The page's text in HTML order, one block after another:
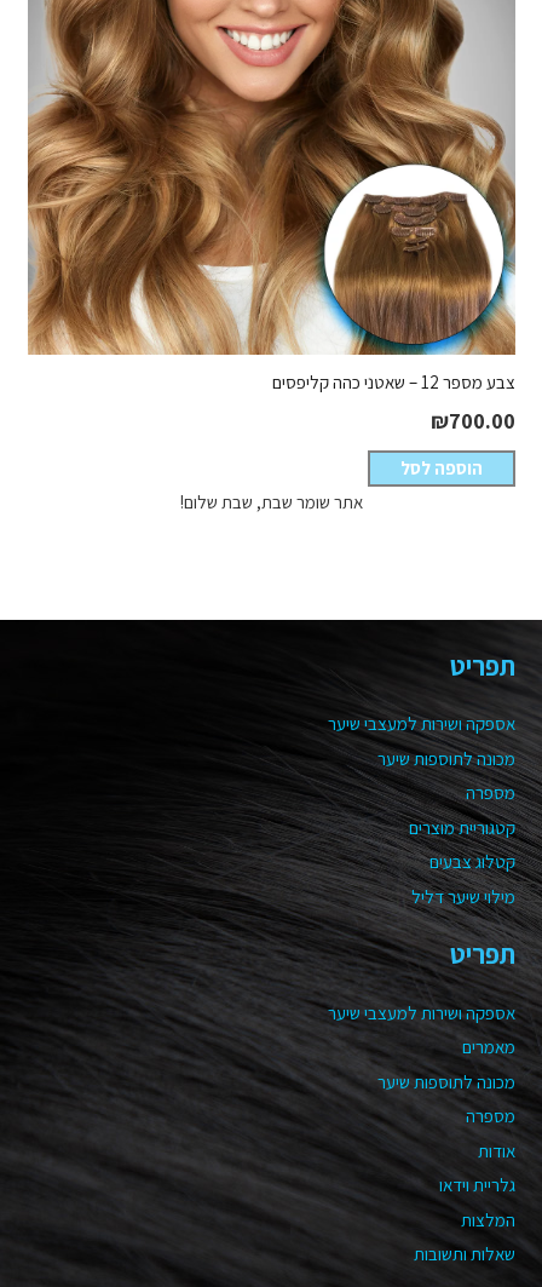
צבע מספר 12 – שאטני כהה קליפסים
₪700.00
הוספה לסל
אתר שומר שבת, שבת שלום!
תפריט
אספקה ושירות למעצבי שיער
מכונה לתוספות שיער
מספרה
קטגוריית מוצרים
קטלוג צבעים
מילוי שיער דליל
תפריט
אספקה ושירות למעצבי שיער
מאמרים
מכונה לתוספות שיער
מספרה
אודות
גלריית וידאו
המלצות
שאלות ותשובות